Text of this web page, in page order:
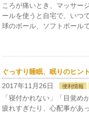
ころが痛いとき、マッサー
ールを使うと自宅で、いつ
球のボール、ソフトボール
ぐっすり睡眠、眠りのヒント
2017年11月26日
便利情報
「寝付かれない」「目覚
疲れすぎたり、心配事があ